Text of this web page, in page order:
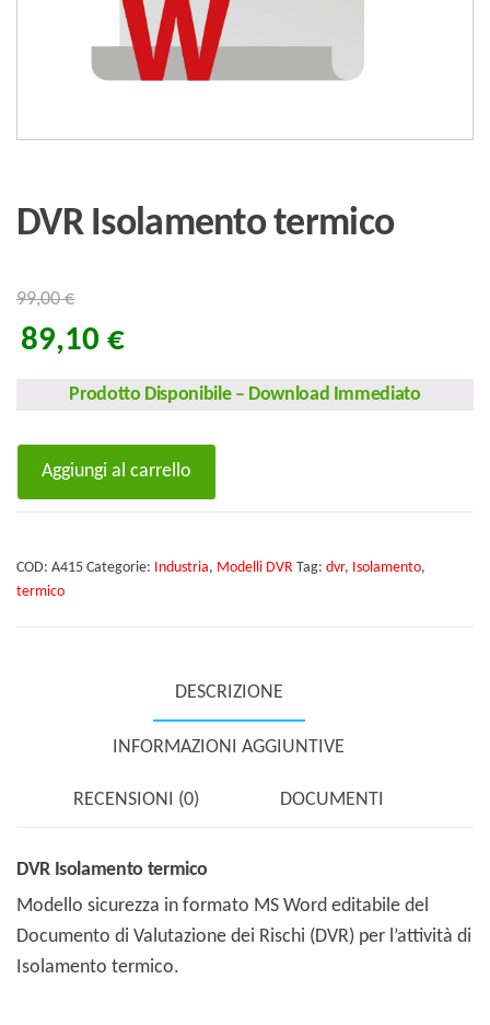
DVR Isolamento termico
99,00€
89,10 €
Prodotto Disponibile – Download Immediato
Aggiungi al carrello
COD: A415 Categorie: Industria, Modelli DVR Tag: dvr, Isolamento,
termico
DESCRIZIONE
INFORMAZIONI AGGIUNTIVE
RECENSIONI (0) DOCUMENTI
DVR Isolamento termico
Modello sicurezza in formato MS Word editabile del
Documento di Valutazione dei Rischi (DVR) per l’attività di
Isolamento termico.